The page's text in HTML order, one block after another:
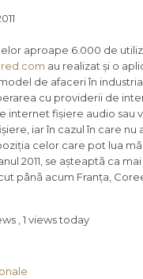
aproape 6.000 de
au realizat și o
de afaceri în
cu providerii de
internet fișiere audio sau
iar în cazul în care
celor care pot lua
2011, se așteaptã ca
pânã acum Franța,
, 1 views today